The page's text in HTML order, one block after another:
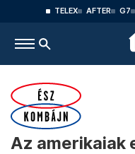
TELEX AFTER G7
Az amerikaiak